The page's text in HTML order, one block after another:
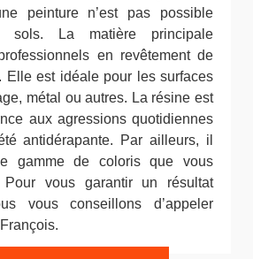
peinture n’est pas possible
sols. La matière principale
en revêtement de
Elle est idéale pour les surfaces
métal ou autres. La résine est
aux agressions quotidiennes
antidérapante. Par ailleurs, il
gamme de coloris que vous
Pour vous garantir un résultat
vous conseillons d’appeler